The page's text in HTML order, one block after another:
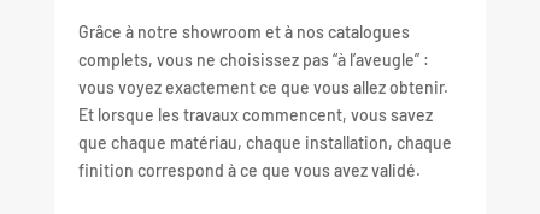
Grâce à notre showroom et à nos catalogues
complets, vous ne choisissez pas “à l’aveugle” :
vous voyez exactement ce que vous allez obtenir.
Et lorsque les travaux commencent, vous savez
que chaque matériau, chaque installation, chaque
finition correspond à ce que vous avez validé.